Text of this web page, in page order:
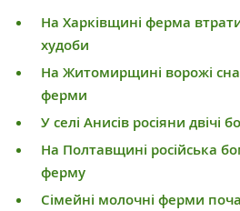
На Харківщині ферма
худоби
На Житомирщині ворожі
ферми
У селі Анисів росіяни двічі
На Полтавщині російська
ферму
Сімейні молочні ферми